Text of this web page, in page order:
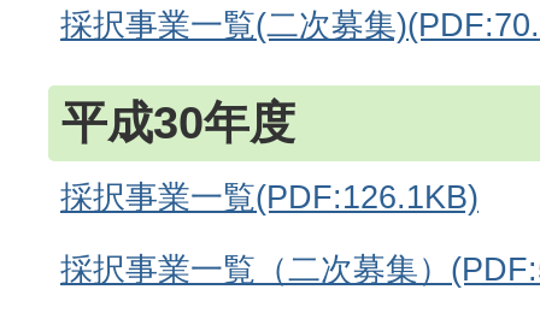
採択事業一覧(二次募集
平成30年度
採択事業一覧(PDF:126.1KB)
採択事業一覧（二次募集）